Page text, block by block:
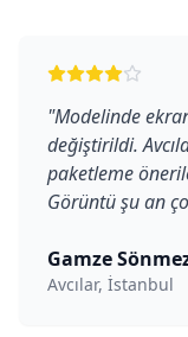
"Modelinde
değiştirildi.
paketleme
Görüntü şu an
Gamze
Avcılar, İstanbul